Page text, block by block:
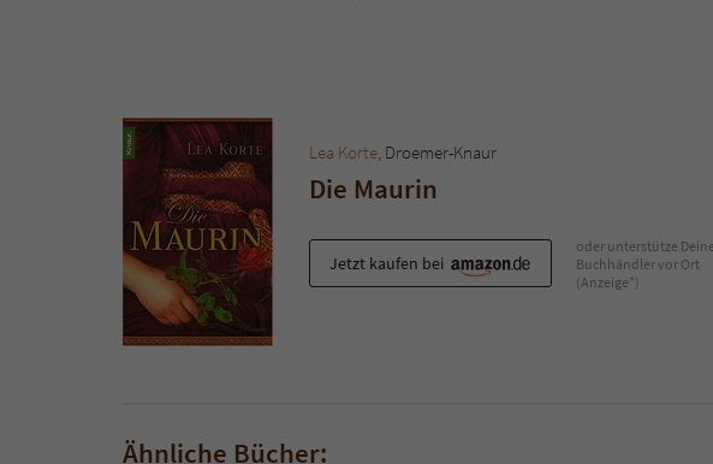
Lea Korte, Droemer-Knaur
Die Maurin
Jetzt kaufen bei
oder unterstütze
Buchhändler vor Ort
(Anzeige*)
Ähnliche Bücher: